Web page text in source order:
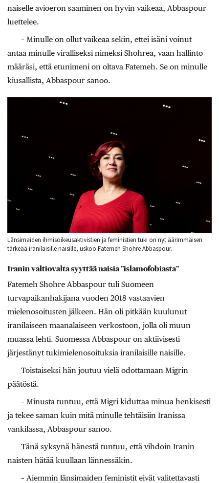
naiselle avioeron saaminen on hyvin vaikeaa, Abbaspour
luettelee.
– Minulle on ollut vaikeaa sekin, ettei isäni voinut
antaa minulle viralliseksi nimeksi Shohrea, vaan hallinto
määräsi, että etunimeni on oltava Fatemeh. Se on minulle
kiusallista, Abbaspour sanoo.
Länsimaiden ihmisoikeusaktivistien ja feministien tuki on nyt äärimmäisen
tärkeää iranilaisille naisille, uskoo Fatemeh Shohre Abbaspour.
Iranin valtiovalta syyttää naisia ”islamofobiasta”
Fatemeh Shohre Abbaspour tuli Suomeen
turvapaikanhakijana vuoden 2018 vastaavien
mielenosoitusten jälkeen. Hän oli pitkään kuulunut
iranilaiseen maanalaiseen verkostoon, jolla oli muun
muassa lehti. Suomessa Abbaspour on aktiivisesti
järjestänyt tukimielenosoituksia iranilaisille naisille.
Toistaiseksi hän joutuu vielä odottamaan Migrin
päätöstä.
– Minusta tuntuu, että Migri kiduttaa minua henkisesti
ja tekee saman kuin mitä minulle tehtäisiin Iranissa
vankilassa, Abbaspour sanoo.
Tänä syksynä hänestä tuntuu, että vihdoin Iranin
naisten hätää kuullaan lännessäkin.
– Aiemmin länsimaiden feministit eivät valitettavasti